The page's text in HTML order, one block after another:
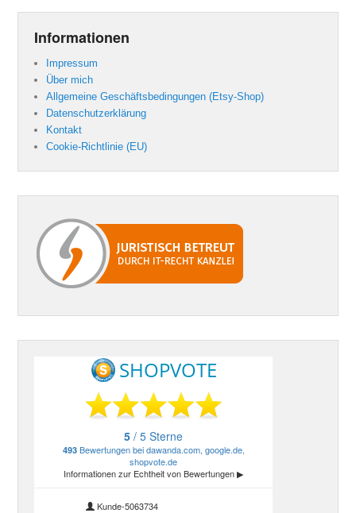
Informationen
Impressum
Über mich
Allgemeine Geschäftsbedingungen (Etsy-Shop)
Datenschutzerklärung
Kontakt
Cookie-Richtlinie (EU)